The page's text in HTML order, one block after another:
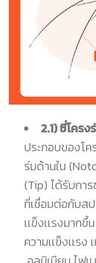
2.1) ซี่โคร
ประกอบของโ
ร่มด้านใน
(Tip) ได้รับกา
ที่เชื่อมต่อกับส
เเข็งเเรงมาก
ความเเข็งเเร